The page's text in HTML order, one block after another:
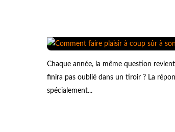
Chaque année, la même question
finira pas oublié dans un tiroir ? La
spécialement...